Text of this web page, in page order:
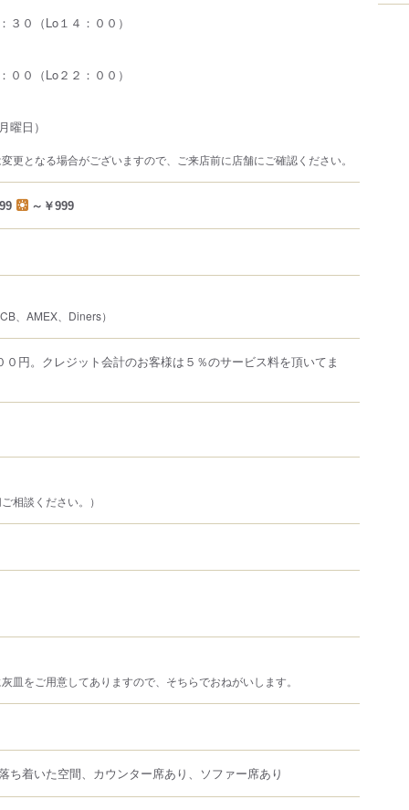
３０（Lo１４：００）
００（Lo２２：００）
曜日）
更となる場合がございますので、ご来店前に店舗にご確認ください。
～￥999
、AMEX、Diners）
０円。クレジット会計のお客様は５％のサービス料を頂いてま
相談ください。）
皿をご用意してありますので、そちらでおねがいします。
ち着いた空間、カウンター席あり、ソファー席あり